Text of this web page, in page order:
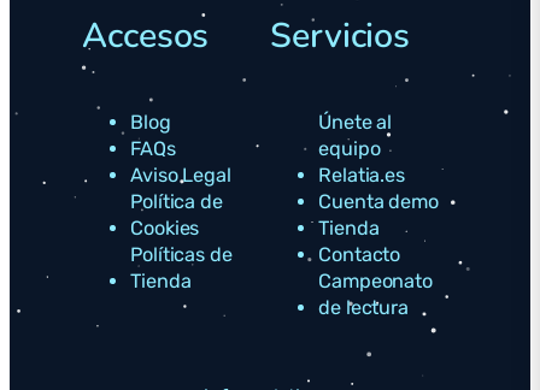
Accesos
Blog
FAQs
Aviso Legal
Política de
Cookies
Políticas de
Tienda
Servicios
Únete al
equipo
Relatia.es
Cuenta demo
Tienda
Contacto
Campeonato
de lectura